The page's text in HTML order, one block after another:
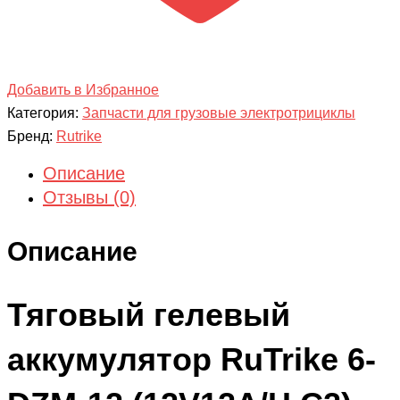
Добавить в Избранное
Категория: Запчасти для грузовые электротрициклы
Бренд: Rutrike
Описание
Отзывы (0)
Описание
Тяговый гелевый
аккумулятор RuTrike 6-